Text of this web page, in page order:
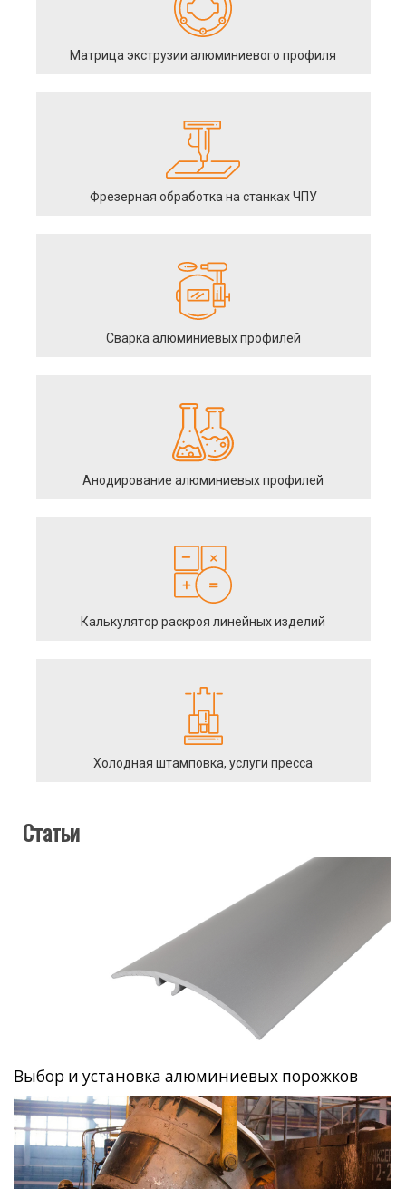
Матрица экструзии алюминиевого профиля
Фрезерная обработка на станках ЧПУ
Сварка алюминиевых профилей
Анодирование алюминиевых профилей
Калькулятор раскроя линейных изделий
Холодная штамповка, услуги пресса
Статьи
Выбор и установка алюминиевых порожков